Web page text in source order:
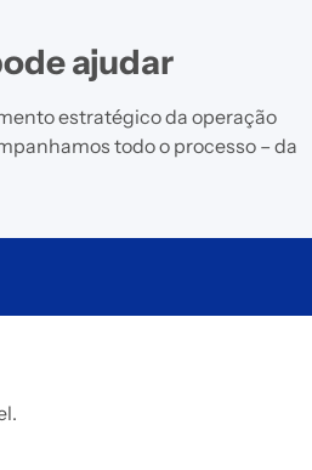
ajudar
estratégico da operação
todo o processo – da